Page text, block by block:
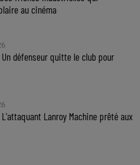
au cinéma
Un défenseur quitte le club pour
L'attaquant Lanroy Machine prêté aux